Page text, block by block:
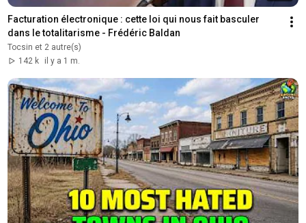
Facturation électronique : cette loi qui nous fait basculer
dans le totalitarisme - Frédéric Baldan
Tocsin et 2 autre(s)
142 k
il y a 1 m.